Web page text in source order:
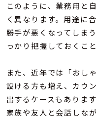
このように、業務用と
く異なります。用途に
勝手が悪くなってしま
っかり把握しておくこ
また、近年では「おし
設ける方も増え、カウ
出するケースもありま
家族や友人と会話しな